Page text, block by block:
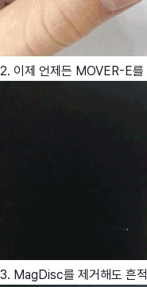
2. 이제 언제든 MOVER-E를
3. MagDisc를 제거해도 흔